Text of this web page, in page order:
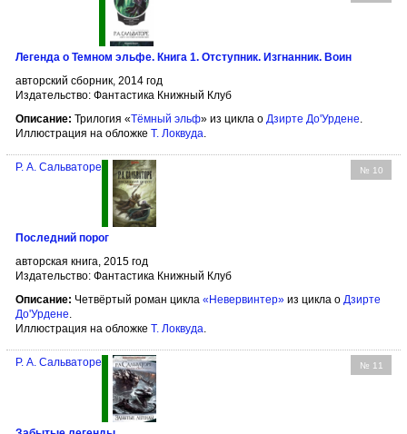
Легенда о Темном эльфе. Книга 1. Отступник. Изгнанник. Воин
авторский сборник, 2014 год
Издательство: Фантастика Книжный Клуб
Описание: Трилогия «Тёмный эльф» из цикла о Дзирте До'Урдене
Иллюстрация на обложке Т. Локвуда
№ 10
Р. А. Сальваторе
Последний порог
авторская книга, 2015 год
Издательство: Фантастика Книжный Клуб
Описание: Четвёртый роман цикла «Невервинтер» из цикла о Дзирте
До'Урдене.
Иллюстрация на обложке Т. Локвуда.
№ 11
Р. А. Сальваторе